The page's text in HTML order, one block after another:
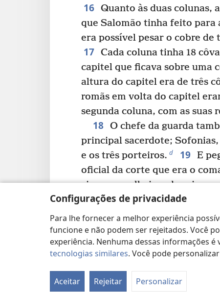
Configurações de privacidade
Para lhe fornecer a melhor experiência
funcione e não podem ser rejeitados. Você
experiência. Nenhuma dessas informações
tecnologias similares. Você pode
Aceitar Rejeitar Personalizar
16 Quanto às duas colunas,
que Salomão tinha feito para
era possível pesar o cobre de
17 Cada coluna tinha 18
capitel que ficava sobre uma
altura do capitel era de três
romãs em volta do capitel
segunda coluna, com as suas
18 O chefe da guarda
principal sacerdote; Sofonias,
e os três porteiros. d 19 E
oficial da corte que era o
cinco conselheiros do rei que
secretário do chefe do
povo da terra; e 60 homens
ainda estavam na cidade. 20
da guarda, os pegou e os
em Ribla. f 21 O rei de
matou em Ribla, na terra de
foi exilado da sua terra.